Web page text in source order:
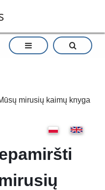
mirusių kaimų knyga